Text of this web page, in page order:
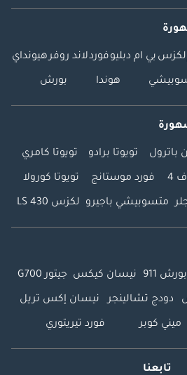
لكزس بي ام دبليوفوردلاند روفرهيونداي
هوندا بورش
باترول تويوتا برادو تويوتا كامري
4 فورد موستانج تويوتا كورولا
متسوبيشي باجيرو لكزس LS 430
بورش 911 نيسان كيكس جيتور G700
دودج تشالينجر نيسان إكس تريل
ميني كوبر فورد تيريتوري
تابعنا